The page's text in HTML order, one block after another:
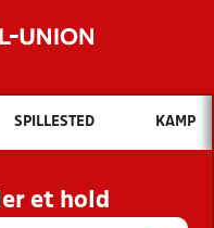
Hvad vil du søge efter?
OG NYHEDER
KLUBBER OG
SPILLESTED KAMP
et hold